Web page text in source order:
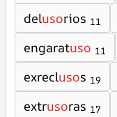
delusorios 11
engaratuso 11
exreclusos 19
extrusoras 17